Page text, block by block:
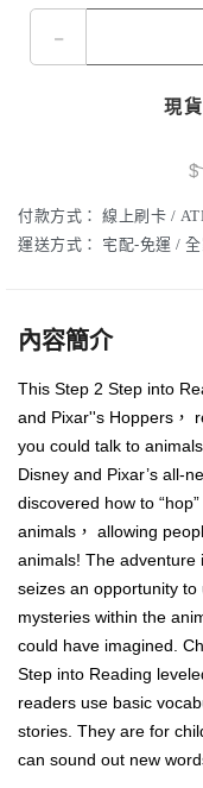
-
現
付款方式： 線上刷卡 /
運送方式：
宅配-免運 /
內容簡介
This Step 2 Step into
and Pixar''s Hoppers，
you could talk to
Disney and Pixar’s all-
discovered how to
animals， allowing
animals! The adventure
seizes an opportunity
mysteries within the
could have imagined.
Step into Reading
readers use basic
stories. They are for
can sound out new